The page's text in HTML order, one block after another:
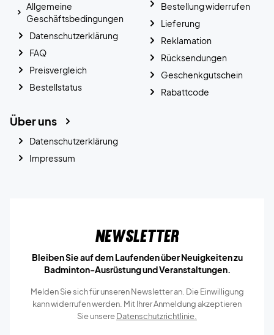
Allgemeine
Geschäftsbedingungen
Datenschutzerklärung
FAQ
Preisvergleich
Bestellstatus
Bestellung widerrufen
Lieferung
Reklamation
Rücksendungen
Geschenkgutschein
Rabattcode
Über uns
Datenschutzerklärung
Impressum
Newsletter
Bleiben Sie auf dem Laufenden über Neuigkeiten zu
Badminton-Ausrüstung und Veranstaltungen.
Melden Sie sich für unseren Newsletter an. Die Einwilligung
kann widerrufen werden. Mit Ihrer Anmeldung akzeptieren
Sie unsereDatenschutzrichtlinie.